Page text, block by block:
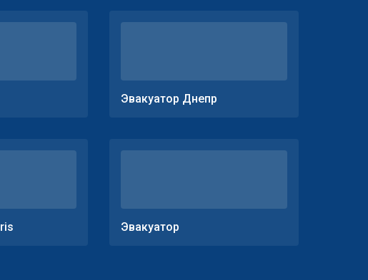
Эвакуатор Днепр
Эвакуатор